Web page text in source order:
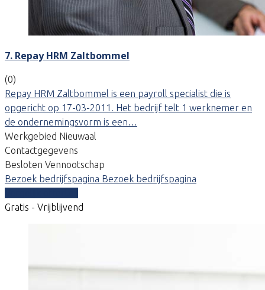
7. Repay HRM Zaltbommel
(0)
Repay HRM Zaltbommel is een payroll specialist die is
opgericht op 17-03-2011. Het bedrijf telt 1 werknemer en
de ondernemingsvorm is een…
Werkgebied Nieuwaal
Contactgegevens
Besloten Vennootschap
Bezoek bedrijfspagina Bezoek bedrijfspagina
Gratis - Vrijblijvend